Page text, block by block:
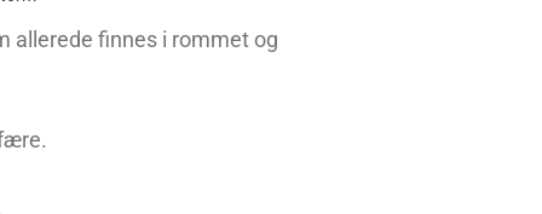
allerede finnes i rommet og